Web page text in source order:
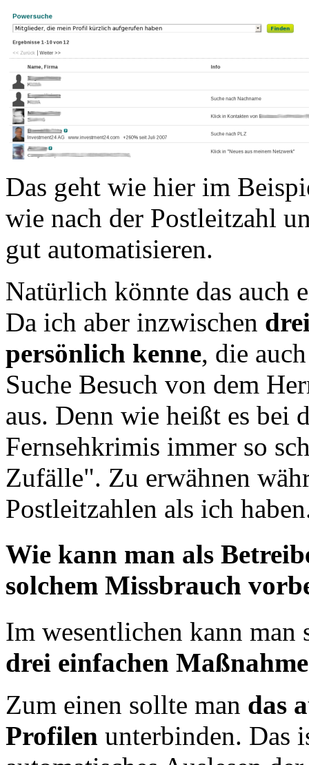
Das geht wie hier im
wie nach der Postleitzahl
gut automatisieren.
Natürlich könnte das auch
Da ich aber inzwischen
persönlich kenne, die
Suche Besuch von dem
aus. Denn wie heißt es bei
Fernsehkrimis immer so
Zufälle". Zu erwähnen
Postleitzahlen als ich
Wie kann man als
solchem Missbrauch
Im wesentlichen kann man
drei einfachen
Zum einen sollte man das
Profilen unterbinden. Das